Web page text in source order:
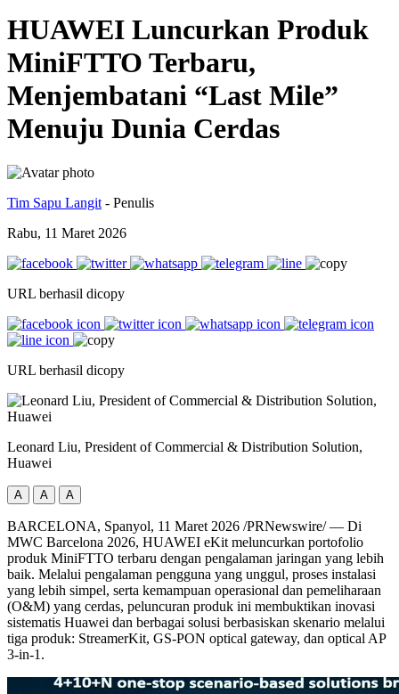
HUAWEI Luncurkan Produk
MiniFTTO Terbaru,
Menjembatani “Last Mile”
Menuju Dunia Cerdas
Tim Sapu Langit - Penulis
Rabu, 11 Maret 2026
URL berhasil dicopy
URL berhasil dicopy
Leonard Liu, President of Commercial & Distribution Solution,
Huawei
A A A
BARCELONA, Spanyol, 11 Maret 2026 /PRNewswire/ — Di
MWC Barcelona 2026, HUAWEI eKit meluncurkan portofolio
produk MiniFTTO terbaru dengan pengalaman jaringan yang lebih
baik. Melalui pengalaman pengguna yang unggul, proses instalasi
yang lebih simpel, serta kemampuan operasional dan pemeliharaan
(O&M) yang cerdas, peluncuran produk ini membuktikan inovasi
sistematis Huawei dan berbagai solusi berbasiskan skenario melalui
tiga produk: StreamerKit, GS-PON optical gateway, dan optical AP
3-in-1.